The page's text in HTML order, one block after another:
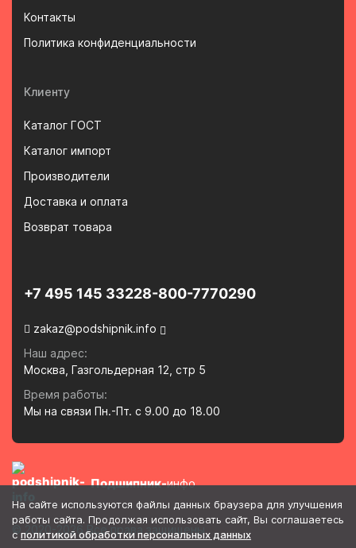
Контакты
Политика конфиденциальности
Клиенту
Каталог ГОСТ
Каталог импорт
Производители
Доставка и оплата
Возврат товара
+7 495 145 33228-800-7770290
zakaz@podshipnik.info
Наш адрес:
Москва, Газгольдерная 12, стр 5
Время работы:
Мы на связи Пн.-Пт. с 9.00 до 18.00
Подшипник-инфо
© 2020-2026 Все права защищены
На сайте используются файлы данных браузера для улучшения
работы сайта. Продолжая использовать сайт, Вы соглашаетесь
с политикой обработки персональных данных